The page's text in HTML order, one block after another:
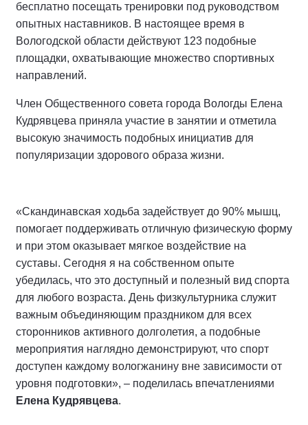
бесплатно посещать тренировки под руководством
опытных наставников. В настоящее время в
Вологодской области действуют 123 подобные
площадки, охватывающие множество спортивных
направлений.
Член Общественного совета города Вологды Елена
Кудрявцева приняла участие в занятии и отметила
высокую значимость подобных инициатив для
популяризации здорового образа жизни.
«Скандинавская ходьба задействует до 90% мышц,
помогает поддерживать отличную физическую форму
и при этом оказывает мягкое воздействие на
суставы. Сегодня я на собственном опыте
убедилась, что это доступный и полезный вид спорта
для любого возраста. День физкультурника служит
важным объединяющим праздником для всех
сторонников активного долголетия, а подобные
мероприятия наглядно демонстрируют, что спорт
доступен каждому вологжанину вне зависимости от
уровня подготовки», – поделилась впечатлениями
Елена Кудрявцева.